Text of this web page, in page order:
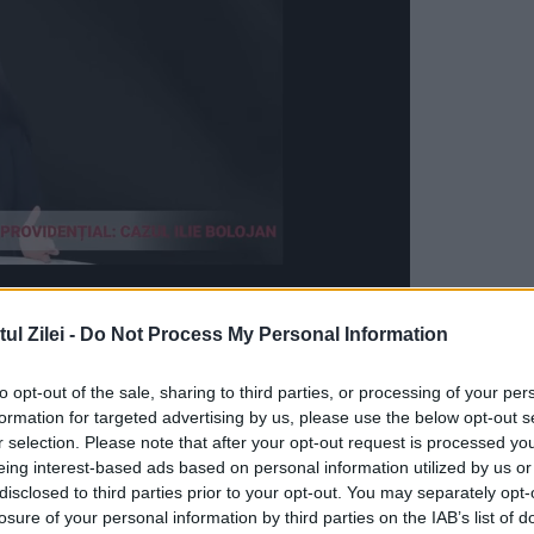
Zilei - Do Not Process My Personal Information
opt-out of the sale, sharing to third parties, or processing of your
for targeted advertising by us, please use the below opt-out
selection. Please note that after your opt-out request is processed
interest-based ads based on personal information utilized by us
to third parties prior to your opt-out. You may separately
of your personal information by third parties on the IAB’s list of
de autorizare pentru versiunea
pentru Alimente și Medicamente
XBB.1.5a avut un efect mai solid împotriva